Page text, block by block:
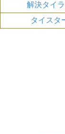
解決タイ
タイスタ